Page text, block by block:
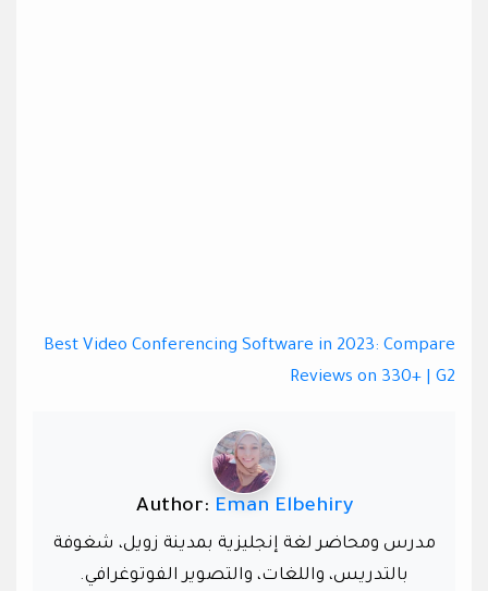
Best Video Conferencing Software in 2023: Compare
Reviews on 330+ | G2
Author: Eman Elbehiry
مدرس ومحاضر لغة إنجليزية بمدينة زويل، شغوفة
بالتدريس، واللغات، والتصوير الفوتوغرافي.